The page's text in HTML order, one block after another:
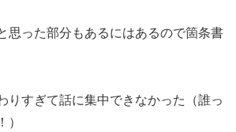
思った部分もあるにはあるので箇条書
りすぎて話に集中できなかった（誰っ
）